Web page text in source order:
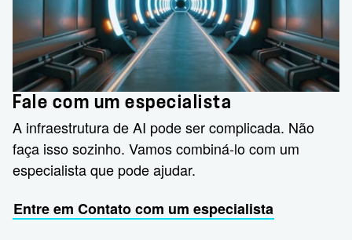
Fale com um especialista
A infraestrutura de AI pode ser complicada. Não
faça isso sozinho. Vamos combiná-lo com um
especialista que pode ajudar.
Entre em Contato com um especialista